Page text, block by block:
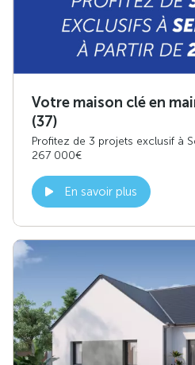
Votre maison clé en
(37)
Profitez de 3 projets exclusif à
267 000€
En savoir plus